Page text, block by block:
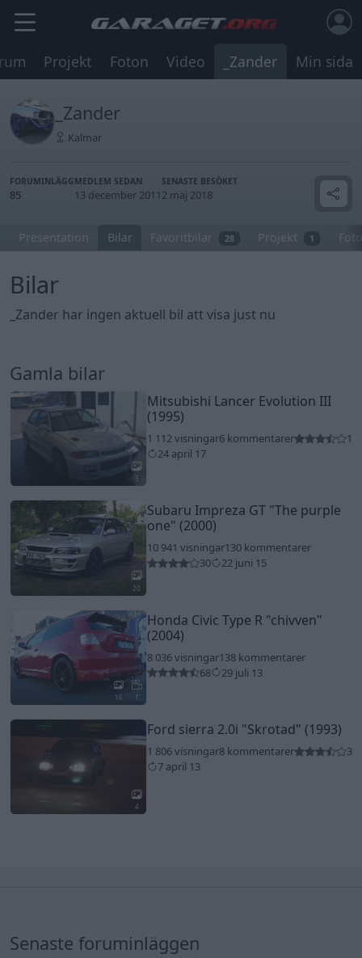
Projekt Foton Video _Zander Min sida
_Zander
Kalmar
FORUMINLÄGG
85
MEDLEM SEDAN
13 december 2011
SENASTE BESÖKET
2 maj 2018
Presentation Bilar Favoritbilar 28 Projekt 1
Bilar
_Zander har ingen aktuell bil att visa just nu
Gamla bilar
3
Mitsubishi Lancer Evolution III
(1995)
1 112 visningar6 kommentarer
1
24 april 17
20
Subaru Impreza GT "The purple
one" (2000)
10 941 visningar130 kommentarer
30
22 juni 15
16 1
Honda Civic Type R "chivven"
(2004)
8 036 visningar138 kommentarer
68
29 juli 13
4
Ford sierra 2.0i "Skrotad" (1993)
1 806 visningar8 kommentarer
3
7 april 13
Senaste foruminläggen